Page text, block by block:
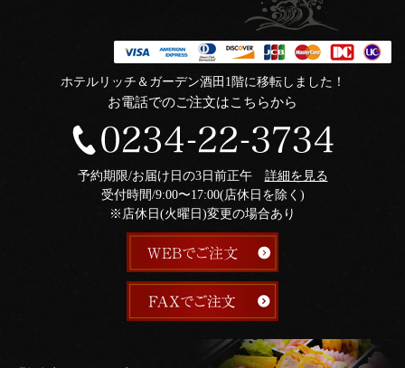
ホテルリッチ＆ガーデン酒田1階に移転しました！
お電話でのご注文はこちらから
予約期限/お届け日の3日前正午 詳細を見る
受付時間/9:00〜17:00(店休日を除く)
※店休日(火曜日)変更の場合あり